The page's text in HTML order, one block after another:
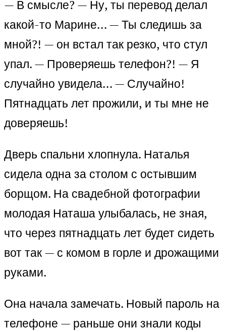
— В смысле? — Ну, ты перевод делал
какой-то Марине… — Ты следишь за
мной?! — он встал так резко, что стул
упал. — Проверяешь телефон?! — Я
случайно увидела… — Случайно!
Пятнадцать лет прожили, и ты мне не
доверяешь!
Дверь спальни хлопнула. Наталья
сидела одна за столом с остывшим
борщом. На свадебной фотографии
молодая Наташа улыбалась, не зная,
что через пятнадцать лет будет сидеть
вот так — с комом в горле и дрожащими
руками.
Она начала замечать. Новый пароль на
телефоне — раньше они знали коды